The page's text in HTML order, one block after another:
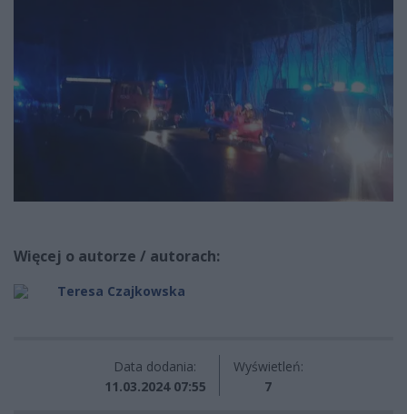
Więcej o autorze / autorach:
Teresa Czajkowska
Data dodania:
11.03.2024 07:55
Wyświetleń:
7